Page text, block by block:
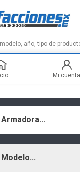
Mi cuenta